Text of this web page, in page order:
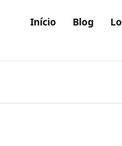
Início Blog